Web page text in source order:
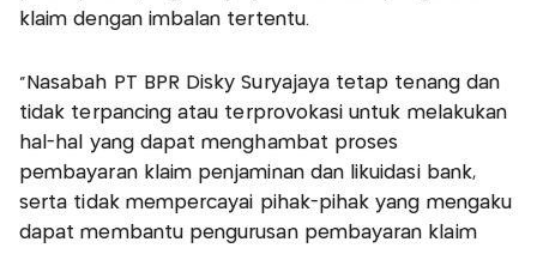
klaim dengan imbalan tertentu.
“Nasabah PT BPR Disky Suryajaya tetap tenang dan
tidak terpancing atau terprovokasi untuk melakukan
hal-hal yang dapat menghambat proses
pembayaran klaim penjaminan dan likuidasi bank,
serta tidak mempercayai pihak-pihak yang mengaku
dapat membantu pengurusan pembayaran klaim